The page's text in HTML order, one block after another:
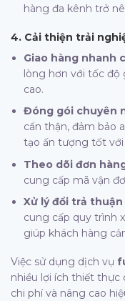
hàng đa kênh trở
4. Cải thiện trải
Giao hàng nhanh
lòng hơn với tốc độ
cao.
Đóng gói chuyên
cẩn thận, đảm bảo
tạo ấn tượng tốt với
Theo dõi đơn
cung cấp mã vận
Xử lý đổi trả
cung cấp quy trình
giúp khách hàng
Việc sử dụng dịch vụ
nhiều lợi ích thiết thực
chi phí và nâng cao